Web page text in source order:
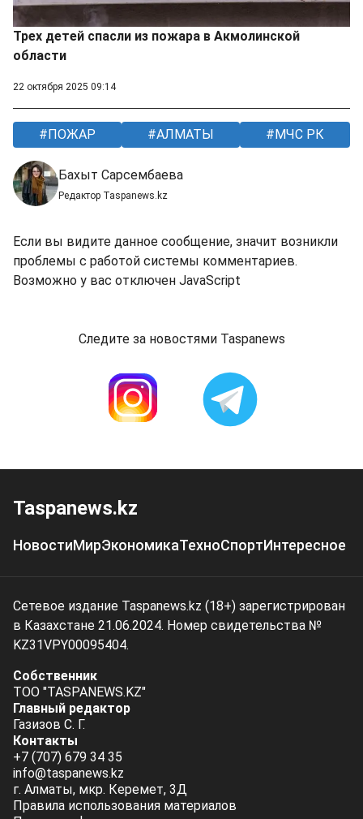
Трех детей спасли из пожара в Акмолинской
области
22 октября 2025 09:14
ПОЖАР АЛМАТЫ МЧС РК
Бахыт Сарсембаева
Редактор Taspanews.kz
Если вы видите данное сообщение, значит возникли
проблемы с работой системы комментариев.
Возможно у вас отключен JavaScript
Следите за новостями Taspanews
Taspanews.kz
НовостиМирЭкономикаТехноСпортИнтересное
Сетевое издание Taspanews.kz (18+) зарегистрирован
в Казахстане 21.06.2024. Номер свидетельства №
KZ31VPY00095404.
Собственник
ТОО "TASPANEWS.KZ"
Главный редактор
Газизов С. Г.
Контакты
+7 (707) 679 34 35
info@taspanews.kz
г. Алматы, мкр. Керемет, 3Д
Правила использования материалов